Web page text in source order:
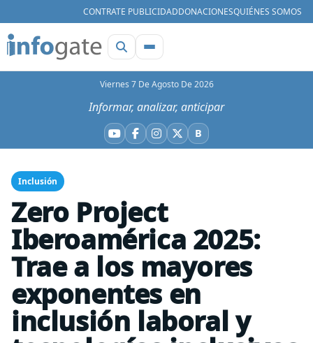
CONTRATE PUBLICIDADDONACIONESQUIÉNES SOMOS
Viernes 7 De Agosto De 2026
Informar, analizar, anticipar
YouTube
Facebook
Instagram
X BBluesky
Inclusión
Zero Project
Iberoamérica 2025:
Trae a los mayores
exponentes en
inclusión laboral y